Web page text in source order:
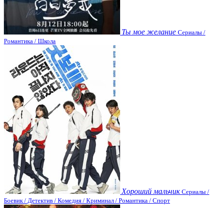
Ты мое желание Сериалы /
Романтика / Школа
Хороший мальчик Сериалы /
Боевик / Детектив / Комедия / Криминал / Романтика / Спорт